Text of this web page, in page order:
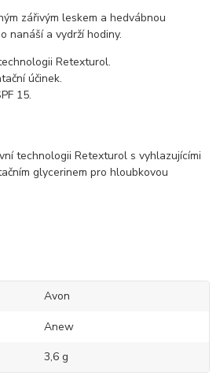
zářivým leskem a hedvábnou
nanáší a vydrží hodiny.
Retexturol.
účinek.
15.
technologii Retexturol s vyhlazujícími
glycerinem pro hloubkovou
Avon
Anew
3,6 g